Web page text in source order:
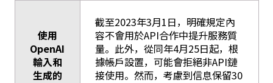
使用
OpenAI
輸入和
生成的
截至2023年3月1日，明確規定內
容不會用於API合作中提升服務質
量。此外，從同年4月25日起，根
據帳戶設置，可能會拒絕非API鏈
接使用。然而，考慮到信息保留30